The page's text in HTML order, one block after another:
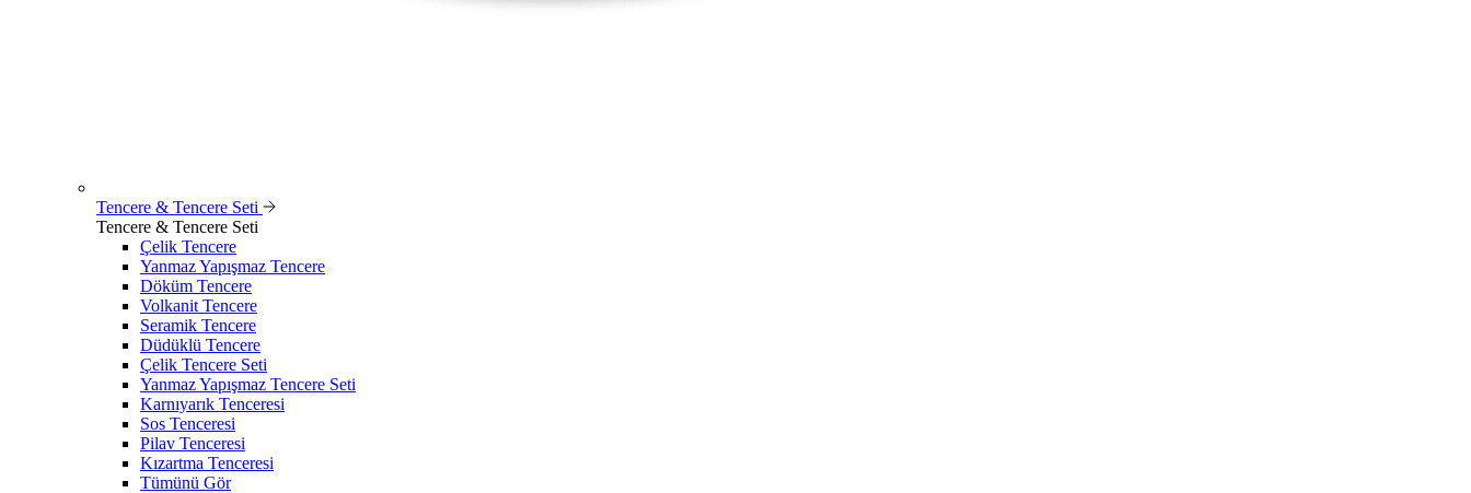
Tencere & Tencere Seti
Tencere & Tencere Seti
Çelik Tencere
Yanmaz Yapışmaz Tencere
Döküm Tencere
Volkanit Tencere
Seramik Tencere
Düdüklü Tencere
Çelik Tencere Seti
Yanmaz Yapışmaz Tencere Seti
Karnıyarık Tenceresi
Sos Tenceresi
Pilav Tenceresi
Kızartma Tenceresi
Tümünü Gör